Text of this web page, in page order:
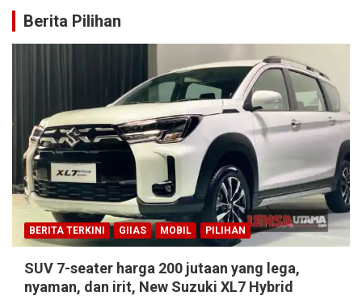
Berita Pilihan
BERITA TERKINI GIIAS MOBIL PILIHAN
SUV 7-seater harga 200 jutaan yang lega,
nyaman, dan irit, New Suzuki XL7 Hybrid